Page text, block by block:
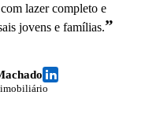
lazer completo e
jovens e famílias.”